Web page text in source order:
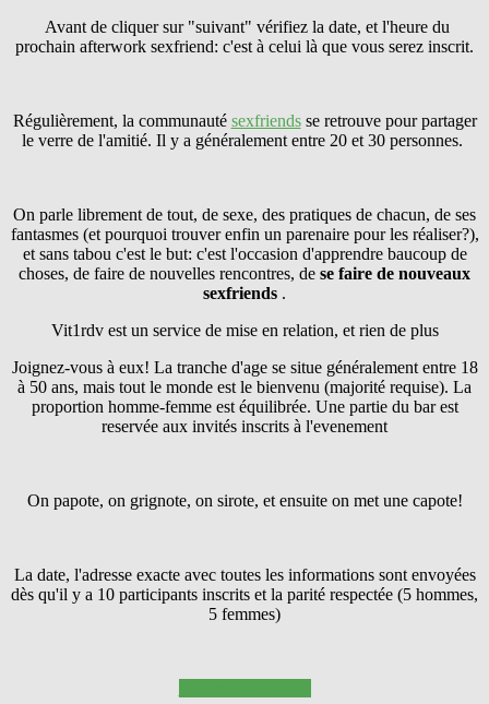
Avant de cliquer sur "suivant" vérifiez la date, et l'heure du
prochain afterwork sexfriend: c'est à celui là que vous serez inscrit.
Régulièrement, la communauté sexfriendsse retrouve pour partager
le verre de l'amitié. Il y a généralement entre 20 et 30 personnes.
On parle librement de tout, de sexe, des pratiques de chacun, de ses
fantasmes (et pourquoi trouver enfin un parenaire pour les réaliser?),
et sans tabou c'est le but: c'est l'occasion d'apprendre baucoup de
choses, de faire de nouvelles rencontres, de se faire de nouveaux
sexfriends .
Vit1rdv est un service de mise en relation, et rien de plus
Joignez-vous à eux! La tranche d'age se situe généralement entre 18
à 50 ans, mais tout le monde est le bienvenu (majorité requise). La
proportion homme-femme est équilibrée. Une partie du bar est
reservée aux invités inscrits à l'evenement
On papote, on grignote, on sirote, et ensuite on met une capote!
La date, l'adresse exacte avec toutes les informations sont envoyées
dès qu'il y a 10 participants inscrits et la parité respectée (5 hommes,
5 femmes)